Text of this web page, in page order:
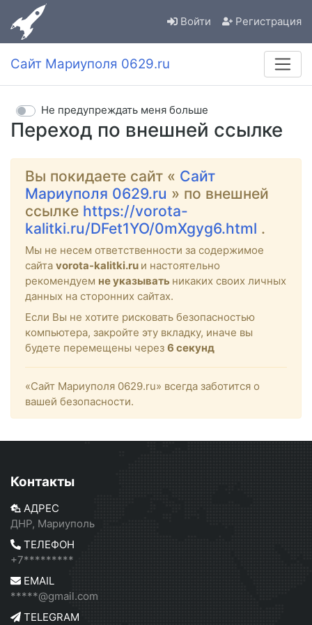
Войти Регистрация
Сайт Мариуполя 0629.ru
Переход по внешней ссылке
Не предупреждать меня больше
Вы покидаете сайт « Сайт
Мариуполя 0629.ru » по внешней
ссылке https://vorota-
kalitki.ru/DFet1YO/0mXgyg6.html .
Мы не несем ответственности за содержимое
сайта vorota-kalitki.ru и настоятельно
рекомендуем не указывать никаких своих личных
данных на сторонних сайтах.
Если Вы не хотите рисковать безопасностью
компьютера, закройте эту вкладку, иначе вы
будете перемещены через 6 секунд
«Сайт Мариуполя 0629.ru» всегда заботится о
вашей безопасности.
Контакты
АДРЕС
ДНР, Мариуполь
ТЕЛЕФОН
+7*********
EMAIL
*****@gmail.com
TELEGRAM